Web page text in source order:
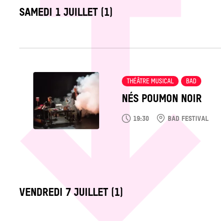
LABEL_DATE
SAMEDI 1 JUILLET (1)
NÉS POUMON NOIR
THÉÂTRE MUSICAL BAD
19:30 BAD FESTIVAL
LABEL_DATE
VENDREDI 7 JUILLET (1)